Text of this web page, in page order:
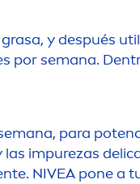
y después
por semana.
para
las impurezas
te. NIVEA pone a